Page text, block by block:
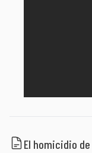
El homicidio